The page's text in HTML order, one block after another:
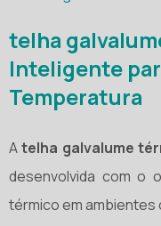
telha
Inteligente
Temperatura
Atelha galvalume
desenvolvida com o
térmico em